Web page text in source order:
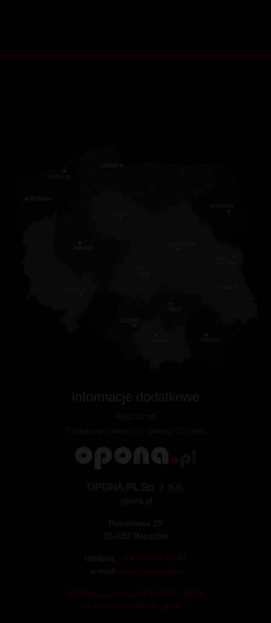
Informacje dodatkowe
OPONA.PL Sp. z o.o.
opona.pl
Połonińska 29
35-082 Rzeszów
Infolinia: +48 17 770 73 51
e-mail: info@opona.pl
Infolinia czynna od 8:00 do 16:00
od poniedziałku do piątku.